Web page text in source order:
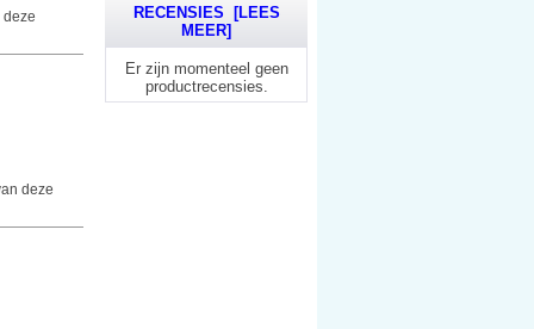
deze
deze
RECENSIES [LEES
MEER]
Er zijn momenteel geen
productrecensies.